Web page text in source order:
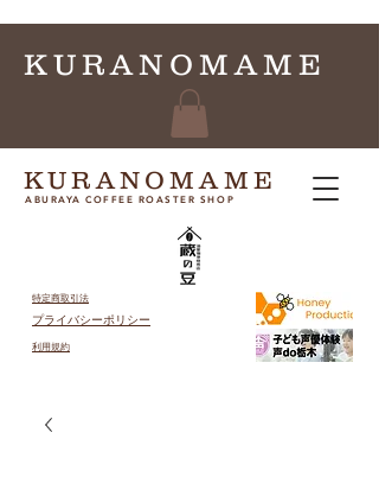
KURANOMAME
ABURAYA COFFEE ROASTER SHOP
KURANOMAME
特定商取引法
プライバシーポリシー
​利用規約